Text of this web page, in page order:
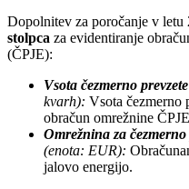
Dopolnitev za poročanje v letu
stolpca za evidentiranje
(ČPJE):
Vsota čezmerno
kvarh): Vsota čezmerno
obračun omrežnine
Omrežnina za
(enota: EUR):
jalovo energijo.